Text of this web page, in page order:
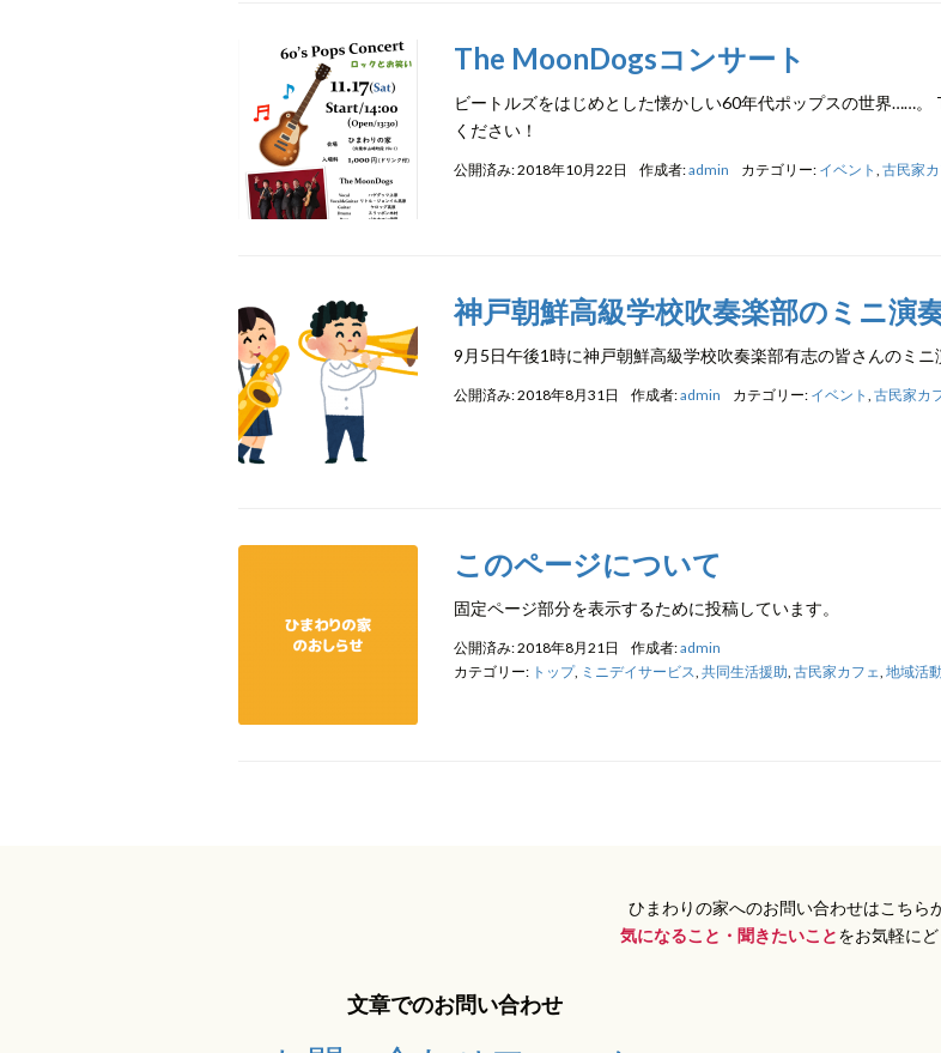
The MoonDogsコンサート
ビートルズをはじめとした懐かしい60年代ポップスの世界……
ください！
公開済み: 2018年10月22日 作成者:admin カテゴリー: イベント ,古民家
神戸朝鮮高級学校吹奏楽部のミニ演
9月5日午後1時に神戸朝鮮高級学校吹奏楽部有志の皆さんのミ
公開済み: 2018年8月31日 作成者:admin カテゴリー: イベント ,古民家カ
このページについて
固定ページ部分を表示するために投稿しています。
公開済み: 2018年8月21日 作成者:admin
カテゴリー: トップ, ミニデイサービス ,共同生活援助 ,古民家カフェ ,地域活
ひまわりの家へのお問い合わせはこちら
気になること・聞きたいことをお気軽にど
文章でのお問い合わせ